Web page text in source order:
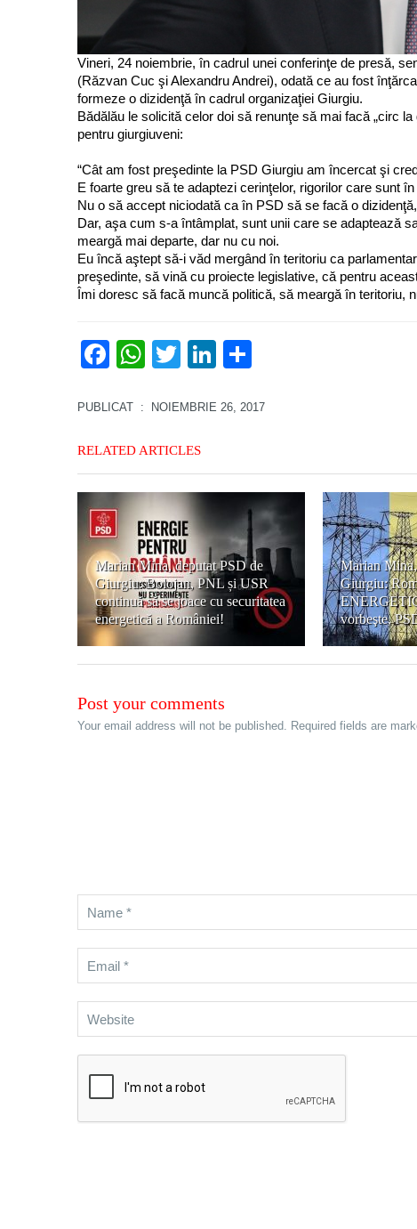
Vineri, 24 noiembrie, în cadrul unei conferinţe de presă,
(Răzvan Cuc şi Alexandru Andrei), odată ce au fost
formeze o dizidenţă în cadrul organizaţiei Giurgiu.
Bădălău le solicită celor doi să renunţe să mai facă „circ
pentru giurgiuveni:
“Cât am fost preşedinte la PSD Giurgiu am încercat şi
E foarte greu să te adaptezi cerinţelor, rigorilor care sunt
Nu o să accept niciodată ca în PSD să se facă o
Dar, aşa cum s-a întâmplat, sunt unii care se adaptează
meargă mai departe, dar nu cu noi.
Eu încă aştept să-i văd mergând în teritoriu ca
preşedinte, să vină cu proiecte legislative, că pentru
Îmi doresc să facă muncă politică, să meargă în teritoriu,
Facebook
WhatsApp
TwitterLinkedIn
PUBLICAT : NOIEMBRIE 26, 2017
RELATED ARTICLES
Marian Mina, deputat PSD de
Giurgiu: Bolojan, PNL și USR
continuă să se joace cu securitatea
energetică a României!
Marian
Giurgiu:
vorbeşte,
Post your comments
Your email address will not be published. Required fields are